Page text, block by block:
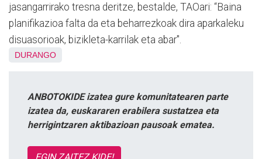
jasangarrirako tresna deritze, bestalde, TAOari: “Baina
planifikazioa falta da eta beharrezkoak dira aparkaleku
disuasorioak, bizikleta-karrilak eta abar".
DURANGO
ANBOTOKIDE izatea gure komunitatearen parte
izatea da, euskararen erabilera sustatzea eta
herrigintzaren aktibazioan pausoak ematea.